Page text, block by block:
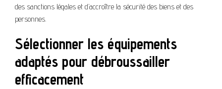
des sanctions légales et d’accroître la sécurité des biens et des
personnes.
Sélectionner les équipements
adaptés pour débroussailler
efficacement